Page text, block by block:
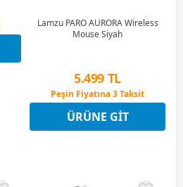
Lamzu PARO AURORA Wireless
Mouse Siyah
5.499 TL
Peşin Fiyatına 3 Taksit
12 Ay x 647 TL taksitle
Peşin Fiyatına 3 Taksit
ÜRÜNE GIT